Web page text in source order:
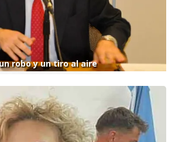
robo y un tiro al aire